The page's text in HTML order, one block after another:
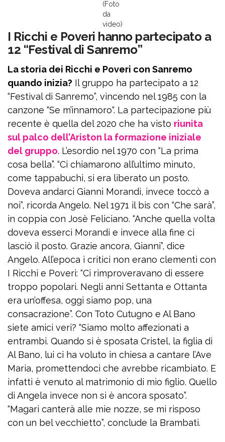
(Foto
da
video)
I Ricchi e Poveri hanno partecipato a
12 “Festival di Sanremo”
La storia dei Ricchi e Poveri con Sanremo
quando inizia? Il gruppo ha partecipato a 12
“Festival di Sanremo”, vincendo nel 1985 con la
canzone “Se m’innamoro“. La partecipazione più
recente è quella del 2020 che ha visto riunita
sul palco dell’Ariston la formazione iniziale
del gruppo. L’esordio nel 1970 con “La prima
cosa bella”. “Ci chiamarono all’ultimo minuto,
come tappabuchi, si era liberato un posto.
Doveva andarci Gianni Morandi, invece toccò a
noi”, ricorda Angelo. Nel 1971 il bis con “Che sarà”,
in coppia con Josè Feliciano. “Anche quella volta
doveva esserci Morandi e invece alla fine ci
lasciò il posto. Grazie ancora, Gianni”, dice
Angelo. All’epoca i critici non erano clementi con
I Ricchi e Poveri: “Ci rimproveravano di essere
troppo popolari. Negli anni Settanta e Ottanta
era un’offesa, oggi siamo pop, una
consacrazione”. Con Toto Cutugno e Al Bano
siete amici veri? “Siamo molto affezionati a
entrambi. Quando si è sposata Cristel, la figlia di
Al Bano, lui ci ha voluto in chiesa a cantare l’Ave
Maria, promettendoci che avrebbe ricambiato. E
infatti è venuto al matrimonio di mio figlio. Quello
di Angela invece non si è ancora sposato”.
“Magari canterà alle mie nozze, se mi risposo
con un bel vecchietto”, conclude la Brambati.